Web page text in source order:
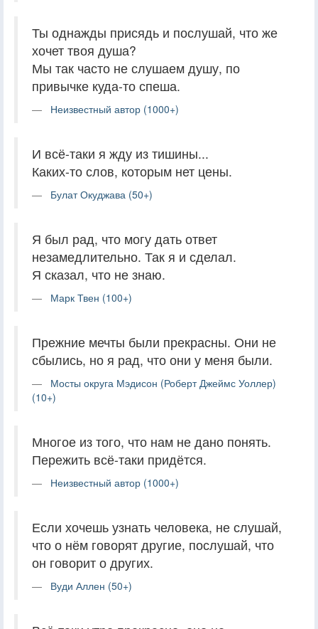
Ты однажды присядь и послушай, что же
хочет твоя душа?
Мы так часто не слушаем душу, по
привычке куда-то спеша.
Неизвестный автор (1000+)
И всё-таки я жду из тишины...
Каких-то слов, которым нет цены.
Булат Окуджава (50+)
Я был рад, что могу дать ответ
незамедлительно. Так я и сделал.
Я сказал, что не знаю.
Марк Твен (100+)
Прежние мечты были прекрасны. Они не
сбылись, но я рад, что они у меня были.
Мосты округа Мэдисон (Роберт Джеймс Уоллер)
(10+)
Многое из того, что нам не дано понять.
Пережить всё-таки придётся.
Неизвестный автор (1000+)
Если хочешь узнать человека, не слушай,
что о нём говорят другие, послушай, что
он говорит о других.
Вуди Аллен (50+)